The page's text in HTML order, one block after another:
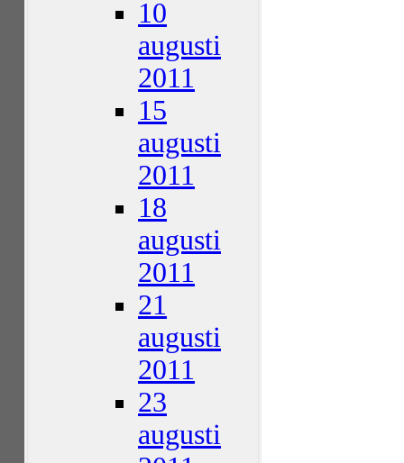
10
augusti
2011
15
augusti
2011
18
augusti
2011
21
augusti
2011
23
augusti